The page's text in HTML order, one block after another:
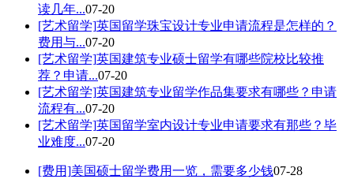
读几年...07-20
[艺术留学]英国留学珠宝设计专业申请流程是怎样的？
费用与...07-20
[艺术留学]英国建筑专业硕士留学有哪些院校比较推
荐？申请...07-20
[艺术留学]英国建筑专业留学作品集要求有哪些？申请
流程有...07-20
[艺术留学]英国留学室内设计专业申请要求有那些？毕
业难度...07-20
[费用]美国硕士留学费用一览，需要多少钱07-28